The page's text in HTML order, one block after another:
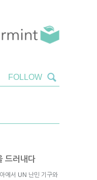
드러내다
에서 UN 난민 기구와